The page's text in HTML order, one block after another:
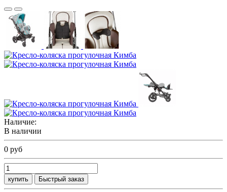
Наличие:
В наличии
0 руб
купить Быстрый заказ